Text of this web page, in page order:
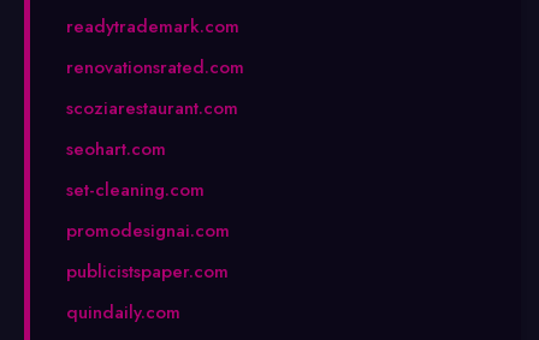
readytrademark.com
renovationsrated.com
scoziarestaurant.com
seohart.com
set-cleaning.com
promodesignai.com
publicistspaper.com
quindaily.com